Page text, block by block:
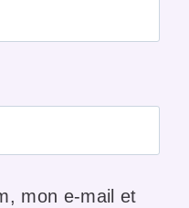
mon e-mail et